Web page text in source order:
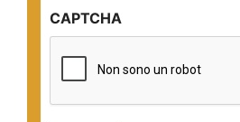
*
CAPTCHA